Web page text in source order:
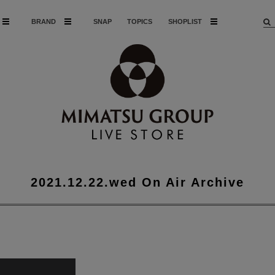
BRAND SNAP TOPICS SHOPLIST
2021.12.22.wed On Air Archive